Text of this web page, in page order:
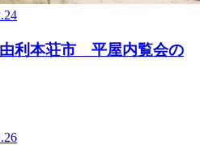
由利本荘市 平屋内覧会の